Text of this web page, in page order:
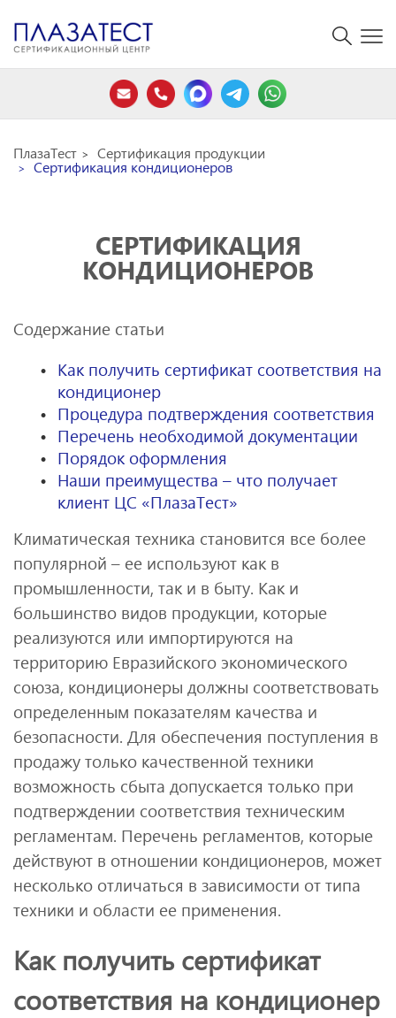
ПлазаТест Сертификация продукции
Сертификация кондиционеров
СЕРТИФИКАЦИЯ
КОНДИЦИОНЕРОВ
Содержание статьи
Как получить сертификат соответствия на
кондиционер
Процедура подтверждения соответствия
Перечень необходимой документации
Порядок оформления
Наши преимущества – что получает
клиент ЦС «ПлазаТест»
Климатическая техника становится все более
популярной – ее используют как в
промышленности, так и в быту. Как и
большинство видов продукции, которые
реализуются или импортируются на
территорию Евразийского экономического
союза, кондиционеры должны соответствовать
определенным показателям качества и
безопасности. Для обеспечения поступления в
продажу только качественной техники
возможность сбыта допускается только при
подтверждении соответствия техническим
регламентам. Перечень регламентов, которые
действуют в отношении кондиционеров, может
несколько отличаться в зависимости от типа
техники и области ее применения.
Как получить сертификат
соответствия на кондиционер